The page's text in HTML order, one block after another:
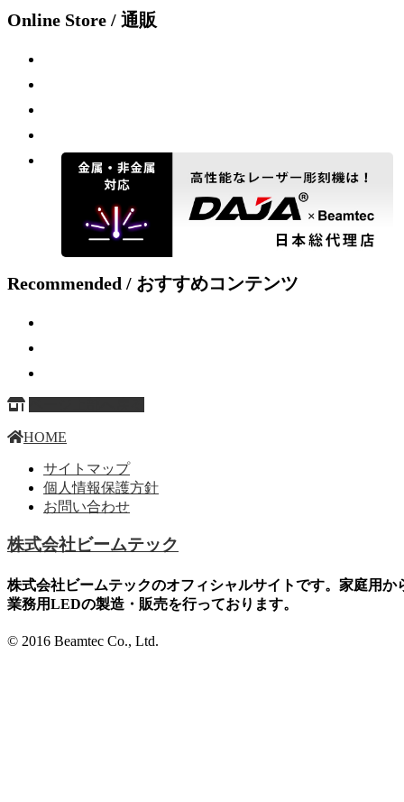
Online Store / 通販
Recommended / おすすめコンテンツ
HOME
サイトマップ
個人情報保護方針
お問い合わせ
株式会社ビームテック
株式会社ビームテックのオフィシャルサイトです。家庭用か
業務用LEDの製造・販売を行っております。
© 2016 Beamtec Co., Ltd.